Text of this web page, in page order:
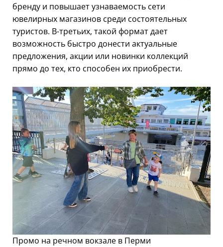
бренду и повышает узнаваемость сети
ювелирных магазинов среди состоятельных
туристов. В-третьих, такой формат дает
возможность быстро донести актуальные
предложения, акции или новинки коллекций
прямо до тех, кто способен их приобрести.
Промо на речном вокзале в Перми